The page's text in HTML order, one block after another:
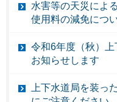
水害等の天災によ
使用料の減免につ
令和6年度（秋）
お知らせします
上下水道局を装っ